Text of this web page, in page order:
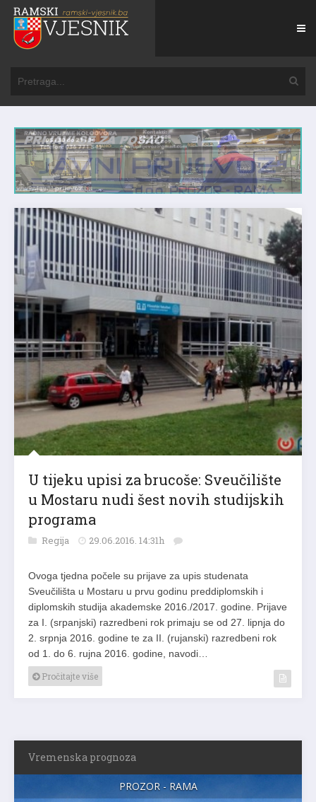
U tijeku upisi za brucoše: Sveučilište
u Mostaru nudi šest novih studijskih
programa
Regija 29.06.2016. 14:31h
Ovoga tjedna počele su prijave za upis studenata
Sveučilišta u Mostaru u prvu godinu preddiplomskih i
diplomskih studija akademske 2016./2017. godine. Prijave
za I. (srpanjski) razredbeni rok primaju se od 27. lipnja do
2. srpnja 2016. godine te za II. (rujanski) razredbeni rok
od 1. do 6. rujna 2016. godine, navodi…
Pročitajte više
Vremenska prognoza
PROZOR - RAMA